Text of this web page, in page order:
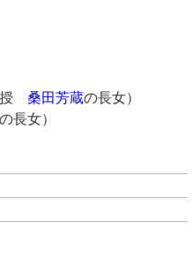
授 桑田芳蔵の長女）
女）